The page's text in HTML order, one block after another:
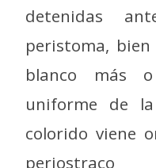
detenidas
peristoma,
blanco más
uniforme de
colorido viene
periostraco